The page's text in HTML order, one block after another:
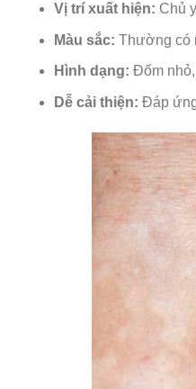
Vị trí xuất hiện: Chủ
Màu sắc: Thường có
Hình dạng: Đốm
Dễ cải thiện: Đáp